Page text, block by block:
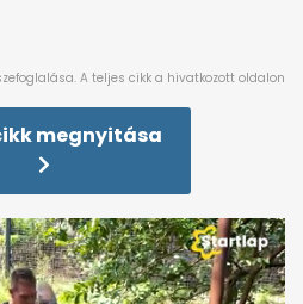
megnyitása